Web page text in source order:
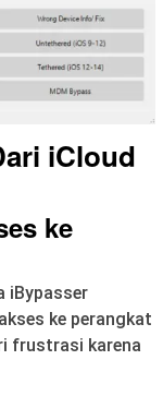
iCloud
ke
iBypasser
ke perangkat
frustrasi karena